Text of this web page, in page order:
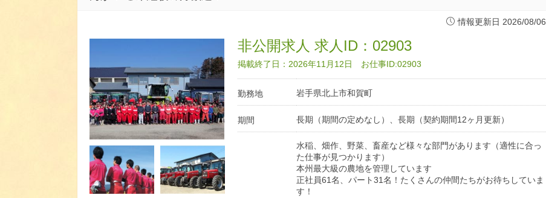
情報更新日 2026/08/06
非公開求人 求人ID：02903
掲載終了日：2026年11月12日 お仕事ID:02903
勤務地 岩手県北上市和賀町
期間 長期（期間の定めなし）、長期（契約期間12ヶ月更新）
水稲、畑作、野菜、畜産など様々な部門があります（適性に合っ
た仕事が見つかります）
本州最大級の農地を管理しています
正社員61名、パート31名！たくさんの仲間たちがお待ちしていま
す！